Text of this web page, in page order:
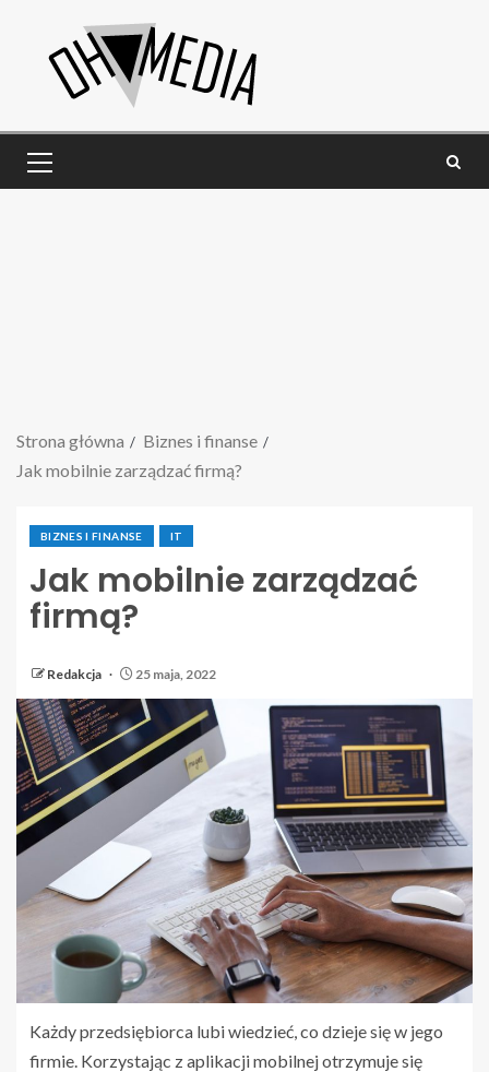
Strona główna
Biznes i finanse
Jak mobilnie zarządzać firmą?
BIZNES I FINANSE IT
Jak mobilnie zarządzać
firmą?
Redakcja 25 maja, 2022
Każdy przedsiębiorca lubi wiedzieć, co dzieje się w jego
firmie. Korzystając z aplikacji mobilnej otrzymuje się